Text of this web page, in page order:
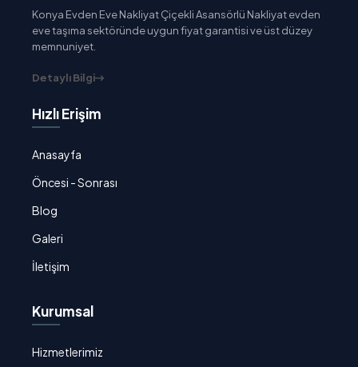
Konya Evden Eve Nakliyat Çiçekli Asansörlü Nakliyat evden
eve taşıma sektöründe uygun fiyat garantisi ve üst düzey
memnuniyet.
Detaylı Bilgi
Hızlı Erişim
Anasayfa
Öncesi - Sonrası
Blog
Galeri
İletişim
Kurumsal
Hizmetlerimiz